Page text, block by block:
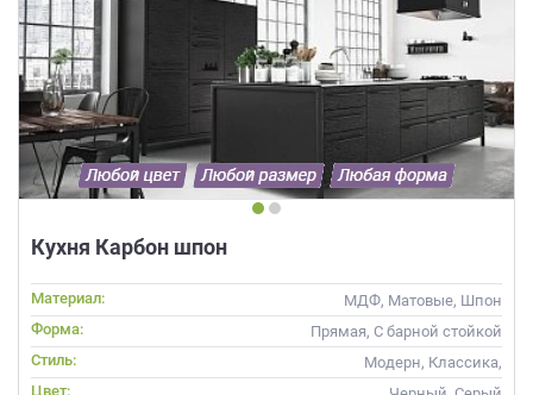
Кухня Карбон шпон
Материал:
МДФ, Матовые, Шпон
Форма:
Прямая, С барной стойкой
Стиль:
Модерн, Классика,
Скандинавский, Неоклассика,
Цвет: